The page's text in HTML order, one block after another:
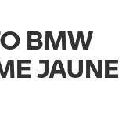
BMW
JAUNE